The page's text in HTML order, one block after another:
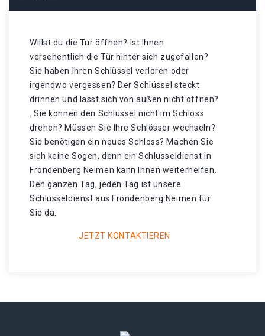
Willst du die Tür öffnen? Ist Ihnen
versehentlich die Tür hinter sich zugefallen?
Sie haben Ihren Schlüssel verloren oder
irgendwo vergessen? Der Schlüssel steckt
drinnen und lässt sich von außen nicht öffnen?
. Sie können den Schlüssel nicht im Schloss
drehen? Müssen Sie Ihre Schlösser wechseln?
Sie benötigen ein neues Schloss? Machen Sie
sich keine Sogen, denn ein Schlüsseldienst in
Fröndenberg Neimen kann Ihnen weiterhelfen.
Den ganzen Tag, jeden Tag ist unsere
Schlüsseldienst aus Fröndenberg Neimen für
Sie da.
JETZT KONTAKTIEREN